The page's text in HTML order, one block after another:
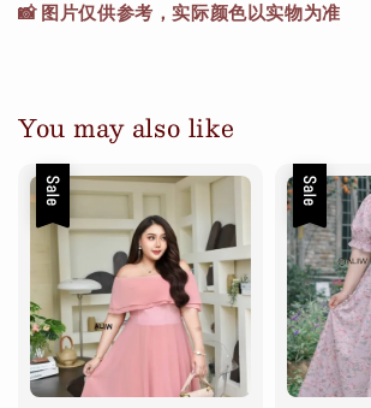
📸 图片仅供参考，实际颜色以实物为准
You may also like
Sale Sale